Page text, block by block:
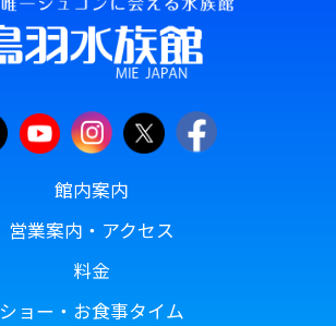
館内案内
営業案内・アクセス
料金
ショー・お食事タイム